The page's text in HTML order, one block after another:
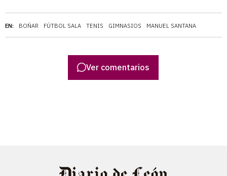
EN: BOÑAR FÚTBOL SALA TENIS GIMNASIOS MANUEL SANTANA
Ver comentarios